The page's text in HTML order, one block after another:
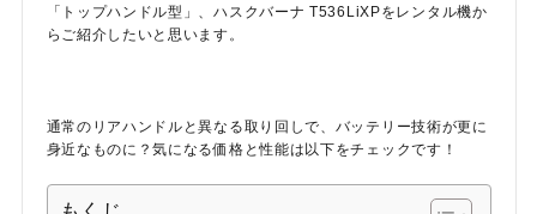
「トップハンドル型」、ハスクバーナ T536LiXPをレンタル機か
らご紹介したいと思います。
通常のリアハンドルと異なる取り回しで、バッテリー技術が更に
身近なものに？気になる価格と性能は以下をチェックです！